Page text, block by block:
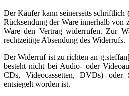
Der Käufer kann seinerseits schriftlich
Rücksendung der Ware innerhalb von
Ware den Vertrag widerrufen. Zur
rechtzeitige Absendung des Widerrufs.
Der Widerruf ist zu richten an
besteht nicht bei Audio- oder
CDs, Videocassetten, DVDs)
entsiegelt worden ist.